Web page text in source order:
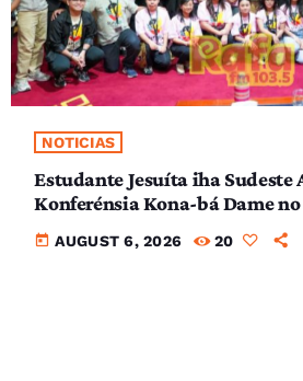
NOTICIAS
Estudante Jesuíta iha
Konferénsia Kona-bá Dame
today AUGUST 6, 2026 20